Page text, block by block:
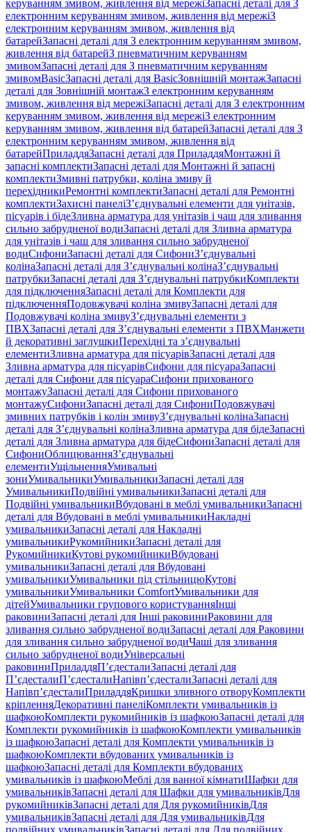
керуванням змивом, живлення від мережіЗапасні деталі для З
електронним керуванням змивом, живлення від мережіЗ
електронним керуванням змивом, живлення від
батарейЗапасні деталі для З електронним керуванням змивом,
живлення від батарейЗ пневматичним керуванням
змивомЗапасні деталі для З пневматичним керуванням
змивомBasicЗапасні деталі для BasicЗовнішній монтажЗапасні
деталі для Зовнішній монтажЗ електронним керуванням
змивом, живлення від мережіЗапасні деталі для З електронним
керуванням змивом, живлення від мережіЗ електронним
керуванням змивом, живлення від батарейЗапасні деталі для З
електронним керуванням змивом, живлення від
батарейПриладдяЗапасні деталі для ПриладдяМонтажні й
запасні комплектиЗапасні деталі для Монтажні й запасні
комплектиЗмивні патрубки, коліна змиву й
перехідникиРемонтні комплектиЗапасні деталі для Ремонтні
комплектиЗахисні панеліЗ’єднувальні елементи для унітазів,
пісуарів і бідеЗливна арматура для унітазів і чаш для зливання
сильно забрудненої водиЗапасні деталі для Зливна арматура
для унітазів і чаш для зливання сильно забрудненої
водиСифониЗапасні деталі для СифониЗ’єднувальні
колінаЗапасні деталі для З’єднувальні колінаЗ’єднувальні
патрубкиЗапасні деталі для З’єднувальні патрубкиКомплекти
для підключенняЗапасні деталі для Комплекти для
підключенняПодовжувачі коліна змивуЗапасні деталі для
Подовжувачі коліна змивуЗ’єднувальні елементи з
ПВХЗапасні деталі для З’єднувальні елементи з ПВХМанжети
й декоративні заглушкиПерехідні та з’єднувальні
елементиЗливна арматура для пісуарівЗапасні деталі для
Зливна арматура для пісуарівСифони для пісуараЗапасні
деталі для Сифони для пісуараСифони прихованого
монтажуЗапасні деталі для Сифони прихованого
монтажуСифониЗапасні деталі для СифониПодовжувачі
змивних патрубків і колін змивуЗ’єднувальні колінаЗапасні
деталі для З’єднувальні колінаЗливна арматура для бідеЗапасні
деталі для Зливна арматура для бідеСифониЗапасні деталі для
СифониОблицюванняЗ’єднувальні
елементиУщільненняУмивальні
зониУмивальникиУмивальникиЗапасні деталі для
УмивальникиПодвійні умивальникиЗапасні деталі для
Подвійні умивальникиВбудовані в меблі умивальникиЗапасні
деталі для Вбудовані в меблі умивальникиНакладні
умивальникиЗапасні деталі для Накладні
умивальникиРукомийникиЗапасні деталі для
РукомийникиКутові рукомийникиВбудовані
умивальникиЗапасні деталі для Вбудовані
умивальникиУмивальники під стільницюКутові
умивальникиУмивальники ComfortУмивальники для
дітейУмивальники групового користуванняІнші
раковиниЗапасні деталі для Інші раковиниРаковини для
зливання сильно забрудненої водиЗапасні деталі для Раковини
для зливання сильно забрудненої водиЧаші для зливання
сильно забрудненої водиУніверсальні
раковиниПриладдяП’єдесталиЗапасні деталі для
П’єдесталиП’єдесталиНапівп’єдесталиЗапасні деталі для
Напівп’єдесталиПриладдяКришки зливного отворуКомплекти
кріпленняДекоративні панеліКомплекти умивальників із
шафкоюКомплекти рукомийників із шафкоюЗапасні деталі для
Комплекти рукомийників із шафкоюКомплекти умивальників
із шафкоюЗапасні деталі для Комплекти умивальників із
шафкоюКомплекти вбудованих умивальників із
шафкоюЗапасні деталі для Комплекти вбудованих
умивальників із шафкоюМеблі для ванної кімнатиШафки для
умивальниківЗапасні деталі для Шафки для умивальниківДля
рукомийниківЗапасні деталі для Для рукомийниківДля
умивальниківЗапасні деталі для Для умивальниківДля
подвійних умивальниківЗапасні деталі для Для подвійних